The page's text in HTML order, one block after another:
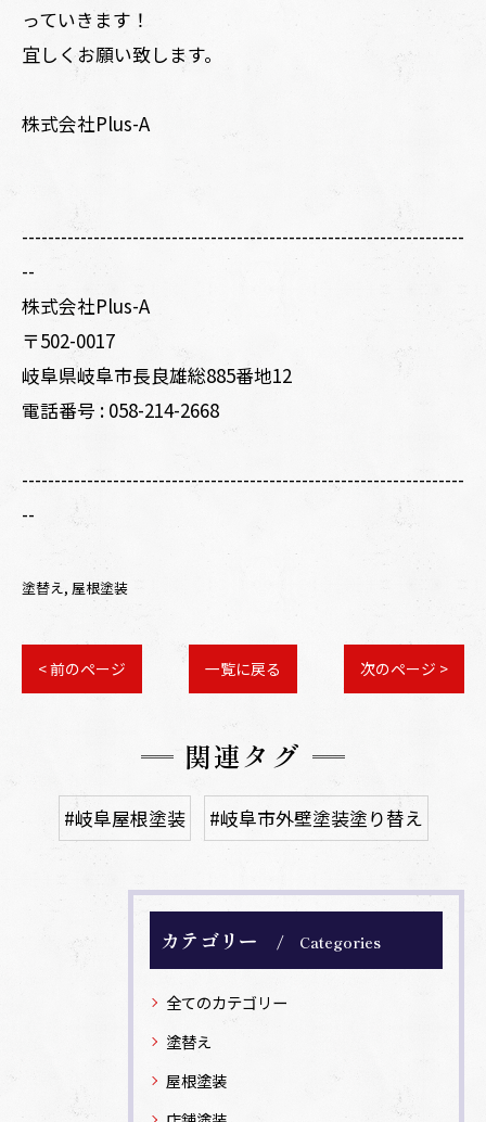
っていきます！
宜しくお願い致します。
株式会社Plus-A
--------------------------------------------------------------------
--
株式会社Plus-A
〒502-0017
岐阜県岐阜市長良雄総885番地12
電話番号 : 058-214-2668
--------------------------------------------------------------------
--
塗替え 屋根塗装
< 前のページ 一覧に戻る 次のページ >
関連タグ
#岐阜屋根塗装 #岐阜市外壁塗装塗り替え
カテゴリー Categories
全てのカテゴリー
塗替え
屋根塗装